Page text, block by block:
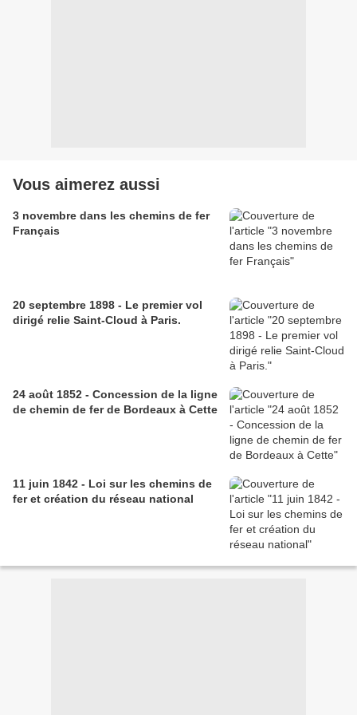
Vous aimerez aussi
3 novembre dans les chemins de fer
Français
20 septembre 1898 - Le premier vol
dirigé relie Saint-Cloud à Paris.
24 août 1852 - Concession de la ligne
de chemin de fer de Bordeaux à Cette
11 juin 1842 - Loi sur les chemins de
fer et création du réseau national